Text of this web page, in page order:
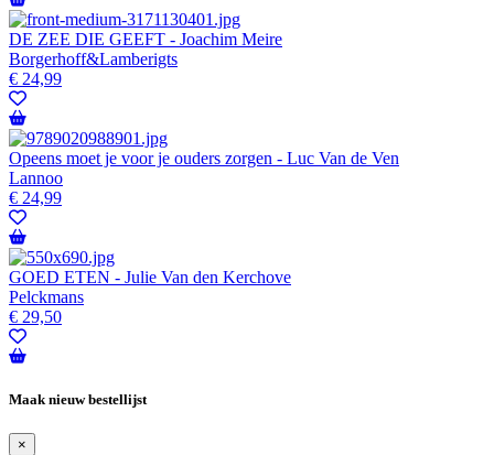
DE ZEE DIE GEEFT - Joachim Meire
Borgerhoff&Lamberigts
€ 24,99
Opeens moet je voor je ouders zorgen - Luc Van de Ven
Lannoo
€ 24,99
GOED ETEN - Julie Van den Kerchove
Pelckmans
€ 29,50
Maak nieuw bestellijst
×